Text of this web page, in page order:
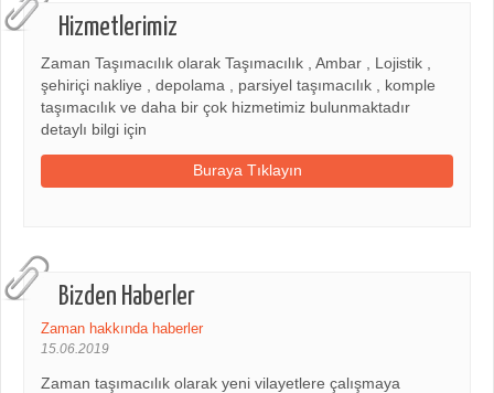
Hizmetlerimiz
Zaman Taşımacılık olarak Taşımacılık , Ambar , Lojistik ,
şehiriçi nakliye , depolama , parsiyel taşımacılık , komple
taşımacılık ve daha bir çok hizmetimiz bulunmaktadır
detaylı bilgi için
Buraya Tıklayın
Bizden Haberler
Zaman hakkında haberler
15.06.2019
Zaman taşımacılık olarak yeni vilayetlere çalışmaya